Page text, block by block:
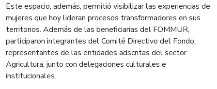
Este espacio, además, permitió visibilizar las experiencias de
mujeres que hoy lideran procesos transformadores en sus
territorios. Además de las beneficiarias del FOMMUR,
participaron integrantes del Comité Directivo del Fondo,
representantes de las entidades adscritas del sector
Agricultura, junto con delegaciones culturales e
institucionales.